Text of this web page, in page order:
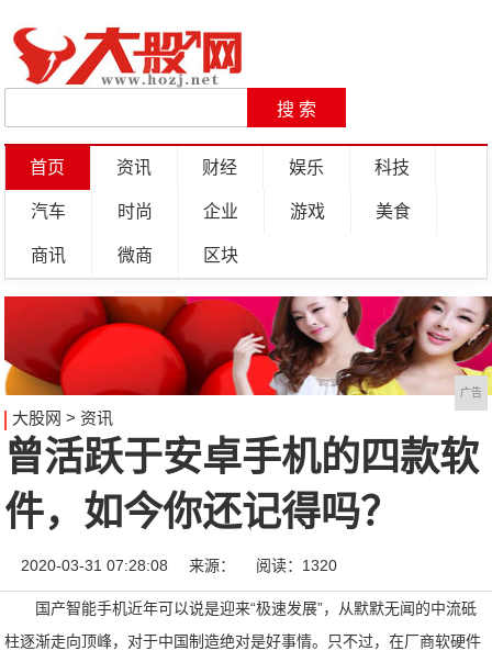
首页 资讯 财经 娱乐 科技
汽车 时尚 企业 游戏 美食
商讯 微商 区块
广告
大股网 > 资讯
曾活跃于安卓手机的四款软
件，如今你还记得吗？
2020-03-31 07:28:08 来源： 阅读：1320
国产智能手机近年可以说是迎来“极速发展”，从默默无闻的中流砥
柱逐渐走向顶峰，对于中国制造绝对是好事情。只不过，在厂商软硬件